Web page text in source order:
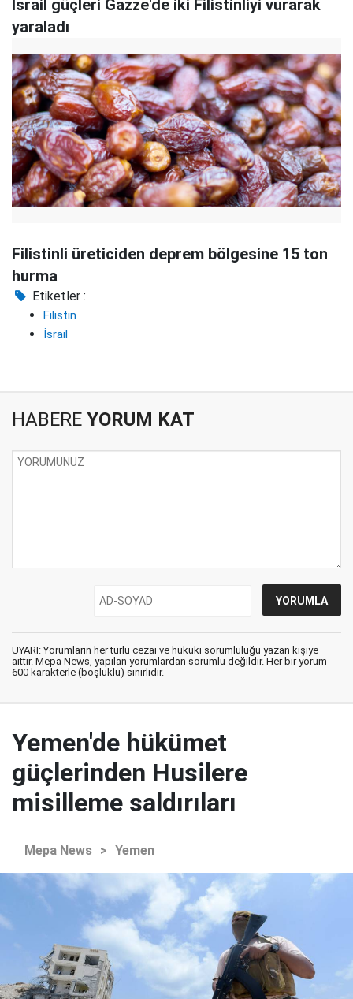
İsrail güçleri Gazze'de iki Filistinliyi vurarak
yaraladı
Filistinli üreticiden deprem bölgesine 15 ton
hurma
Etiketler :
Filistin
İsrail
HABERE YORUM KAT
UYARI: Yorumların her türlü cezai ve hukuki sorumluluğu yazan kişiye
aittir. Mepa News, yapılan yorumlardan sorumlu değildir. Her bir yorum
600 karakterle (boşluklu) sınırlıdır.
Yemen'de hükümet
güçlerinden Husilere
misilleme saldırıları
Mepa News > Yemen